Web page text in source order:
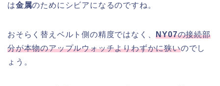
は金属のためにシビアになるのですね。
おそらく替えベルト側の精度ではなく、NY07の接続部
分が本物のアップルウォッチよりわずかに狭いのでし
ょう。